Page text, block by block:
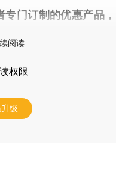
门订制的优惠产品，
阅读
权限
级